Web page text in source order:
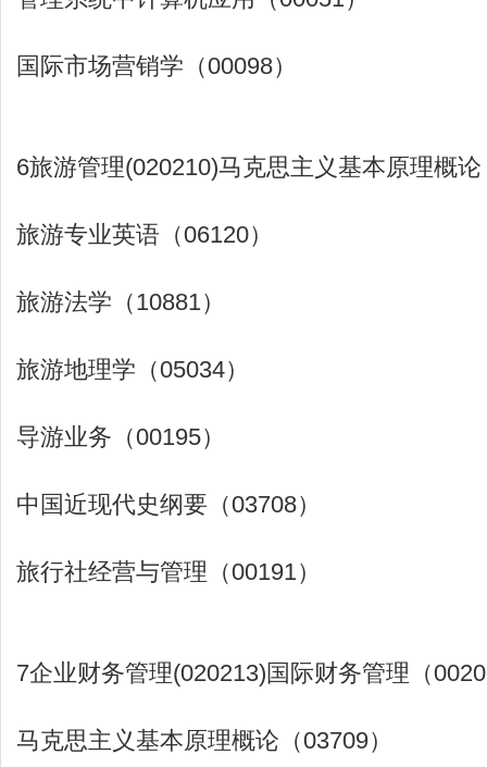
国际市场营销学（00098）
6旅游管理(020210)马克思主义基本原理概
旅游专业英语（06120）
旅游法学（10881）
旅游地理学（05034）
导游业务（00195）
中国近现代史纲要（03708）
旅行社经营与管理（00191）
7企业财务管理(020213)国际财务管理（
马克思主义基本原理概论（03709）